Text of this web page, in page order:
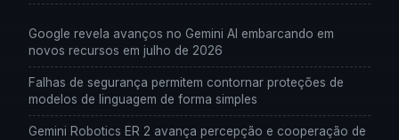
Google revela avanços no Gemini AI embarcando em
novos recursos em julho de 2026
Falhas de segurança permitem contornar proteções de
modelos de linguagem de forma simples
Gemini Robotics ER 2 avança percepção e cooperação de